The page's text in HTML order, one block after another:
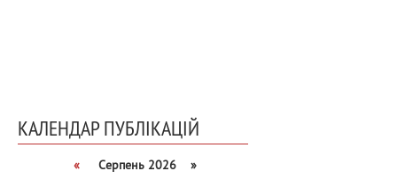
КАЛЕНДАР ПУБЛІКАЦІЙ
«
Серпень 2026 »